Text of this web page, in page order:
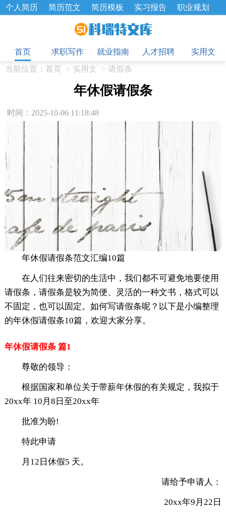
个人简历 简历范文 简历模板 实习报告
职业规划
招聘选拔 绩效考核 企业文化
工作总结
辞职报告
首页
求职写作 就业指南 人才招聘
实用文
当前位置： 首页 > 实用文 > 请假条
年休假请假条
时间：2025-10-06 11:18:48
年休假请假条范文汇编10篇
在人们往来密切的生活中，我们都不可避免地要使用
请假条，请假条是较为简便、灵活的一种文书，格式可以
不固定，也可以固定。如何写请假条呢？以下是小编整理
的年休假请假条10篇，欢迎大家分享。
年休假请假条 篇1
尊敬的领导：
根据国家和单位关于带薪年休假的有关规定，我拟于
20xx年 10月8日至20xx年
批准为盼!
特此申请
月12日休假5 天。
请给予申请人：
20xx年9月22日